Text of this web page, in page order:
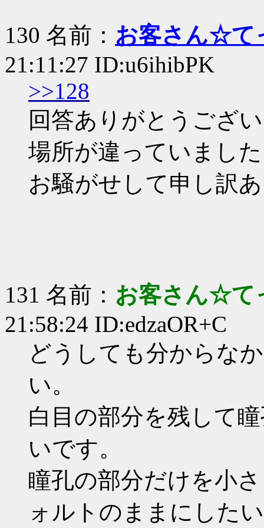
130 名前： お客さん☆て
21:11:27 ID:u6ihibPK
>>128
回答ありがとうござ
場所が違っていまし
お騒がせして申し訳
131 名前： お客さん☆て
21:58:24 ID:edzaOR+C
どうしても分からな
い。
白目の部分を残して
いです。
瞳孔の部分だけを小
ォルトのままにした